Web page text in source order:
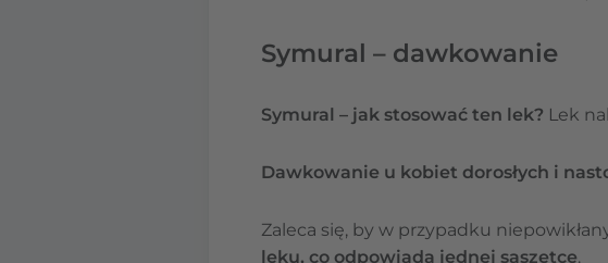
Symural – dawkowanie
Symural – jak stosować ten lek? Lek
Dawkowanie u kobiet dorosłych i
Zaleca się, by w przypadku
leku, co odpowiada jednej saszetce.